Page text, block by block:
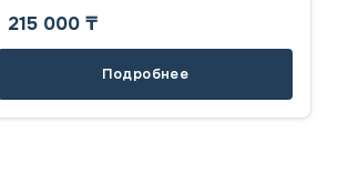
215 000 ₸
Подробнее